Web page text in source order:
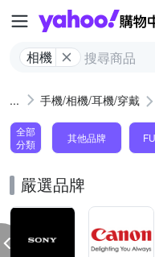
相機
手機/相機/耳機/穿戴
全部
分類
其他品牌
嚴選品牌